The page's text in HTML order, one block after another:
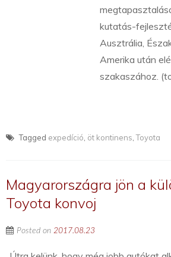
kutatás-
Ausztrália,
Amerika után
szakaszához.
Tagged expedíció öt kontinens ,Toyota
Magyarországra jön a
Toyota konvoj
Posted on 2017.08.23